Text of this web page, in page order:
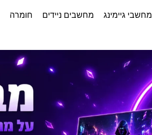
מחשבי גיימינג מחשבים ניידים חומרה